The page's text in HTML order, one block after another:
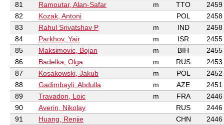
81
Ramoutar, Alan-Safar m TTO
2459
82
Kozak, Antoni POL
2458
83
Rahul Srivatshav P m IND
2458
84
Parkhov, Yair m ISR
2455
85
Maksimovic, Bojan m BIH
2455
86
Badelka, Olga m RUS
2453
87
Kosakowski, Jakub m POL
2452
88
Gadimbayli, Abdulla m AZE
2451
89
Travadon, Loic m FRA
2446
90
Averin, Nikolay RUS
2446
91
Huang, Renjie CHN
2446